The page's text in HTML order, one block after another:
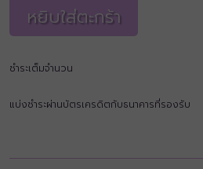
หยิบใส่ตะกร้า
ชำระเต็มจำนวน
แบ่งชำระผ่านบัตรเครดิตกับธนาคารที่รองรับ